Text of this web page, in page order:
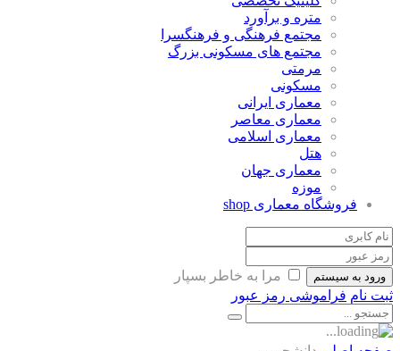
متره و برآورد
مجتمع فرهنگی و فرهنگسرا
مجتمع های مسکونی بزرگ
مرمتی
مسکونی
معماری ایرانی
معماری معاصر
معماری اسلامی
هتل
معماری جهان
موزه
فروشگاه معماری shop
ورود به سیستم
مرا به خاطر بسپار
ثبت نام فراموشی رمز عبور